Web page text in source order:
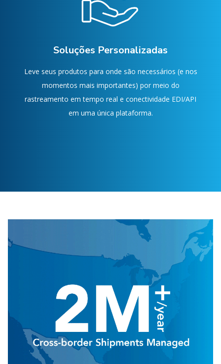
Soluções Personalizadas
Leve seus produtos para onde são necessários (e nos
momentos mais importantes) por meio do
rastreamento em tempo real e conectividade EDI/API
em uma única plataforma.